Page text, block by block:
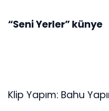
“Seni Yerler” künye
Klip Yapım: Bahu